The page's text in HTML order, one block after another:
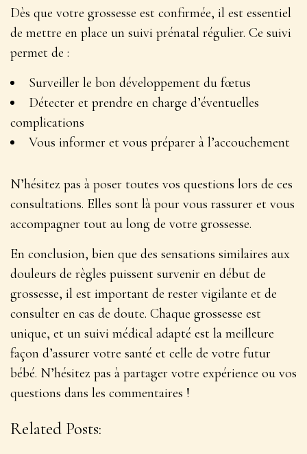
Dès que votre grossesse est confirmée, il est essentiel
de mettre en place un suivi prénatal régulier. Ce suivi
permet de :
Surveiller le bon développement du fœtus
Détecter et prendre en charge d’éventuelles
complications
Vous informer et vous préparer à l’accouchement
N’hésitez pas à poser toutes vos questions lors de ces
consultations. Elles sont là pour vous rassurer et vous
accompagner tout au long de votre grossesse.
En conclusion, bien que des sensations similaires aux
douleurs de règles puissent survenir en début de
grossesse, il est important de rester vigilante et de
consulter en cas de doute. Chaque grossesse est
unique, et un suivi médical adapté est la meilleure
façon d’assurer votre santé et celle de votre futur
bébé. N’hésitez pas à partager votre expérience ou vos
questions dans les commentaires !
Related Posts: